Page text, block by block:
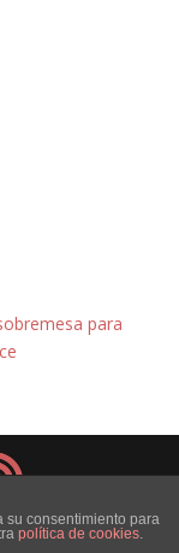
para
su consentimiento para
política de cookies.